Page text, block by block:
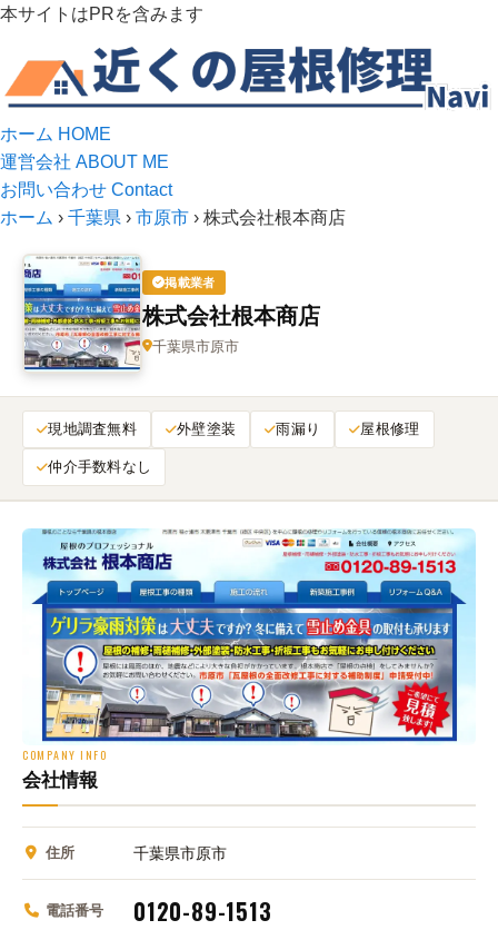
本サイトはPRを含みます
ホーム HOME
運営会社 ABOUT ME
お問い合わせ Contact
ホーム › 千葉県 › 市原市 › 株式会社根本商店
掲載業者
株式会社根本商店
千葉県市原市
現地調査無料 外壁塗装 雨漏り 屋根修理
仲介手数料なし
COMPANY INFO
会社情報
住所 千葉県市原市
電話番号 0120-89-1513